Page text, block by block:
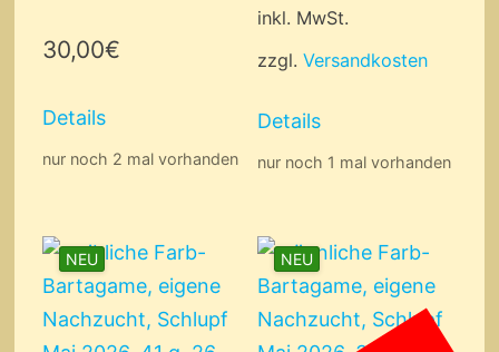
30,00€
Details
nur noch 2 mal vorhanden
inkl. MwSt.
zzgl.Versandkosten
Details
nur noch 1 mal vorhanden
NEU NEU